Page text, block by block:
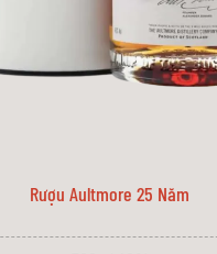
Rượu Aultmore 25 Năm